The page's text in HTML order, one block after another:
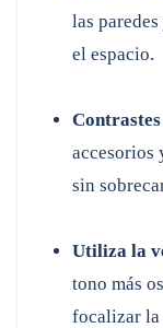
las
el espacio.
accesorios
sin
Utiliza la
tono más
focalizar la